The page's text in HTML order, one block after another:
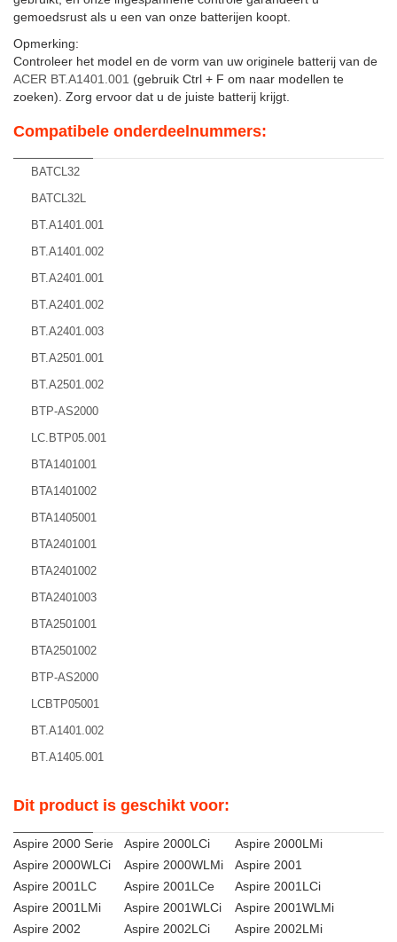
gemoedsrust als u een van onze batterijen koopt.
Opmerking:
Controleer het model en de vorm van uw originele batterij van de
ACER BT.A1401.001 (gebruik Ctrl + F om naar modellen te
zoeken). Zorg ervoor dat u de juiste batterij krijgt.
Compatibele onderdeelnummers:
BATCL32
BATCL32L
BT.A1401.001
BT.A1401.002
BT.A2401.001
BT.A2401.002
BT.A2401.003
BT.A2501.001
BT.A2501.002
BTP-AS2000
LC.BTP05.001
BTA1401001
BTA1401002
BTA1405001
BTA2401001
BTA2401002
BTA2401003
BTA2501001
BTA2501002
BTP-AS2000
LCBTP05001
BT.A1401.002
BT.A1405.001
Dit product is geschikt voor:
Aspire 2000 Serie Aspire 2000LCi
Aspire 2000LMi
Aspire 2000WLCi
Aspire 2000WLMi
Aspire 2001
Aspire 2001LC
Aspire 2001LCe
Aspire 2001LCi
Aspire 2001LMi
Aspire 2001WLCi
Aspire 2001WLMi
Aspire 2002
Aspire 2002LCi
Aspire 2002LMi